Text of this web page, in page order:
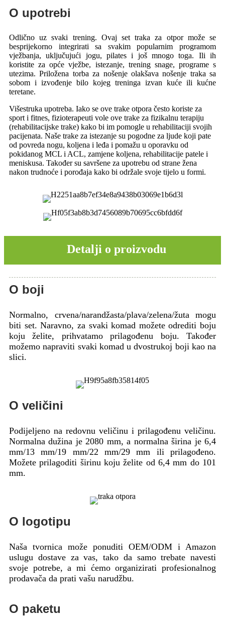
O upotrebi
Odlično uz svaki trening. Ovaj set traka za otpor može se
besprijekorno integrirati sa svakim popularnim programom
vježbanja, uključujući jogu, pilates i još mnogo toga. Ili ih
koristite za opće vježbe, istezanje, trening snage, programe s
utezima. Priložena torba za nošenje olakšava nošenje traka sa
sobom i izvođenje bilo kojeg treninga izvan kuće ili kućne
teretane.
Višestruka upotreba. Iako se ove trake otpora često koriste za
sport i fitnes, fizioterapeuti vole ove trake za fizikalnu terapiju
(rehabilitacijske trake) kako bi im pomogle u rehabilitaciji svojih
pacijenata. Naše trake za istezanje su pogodne za ljude koji pate
od povreda nogu, koljena i leđa i pomažu u oporavku od
pokidanog MCL i ACL, zamjene koljena, rehabilitacije patele i
meniskusa. Također su savršene za upotrebu od strane žena
nakon trudnoće i porođaja kako bi održale svoje tijelo u formi.
Detalji o proizvodu
O boji
Normalno, crvena/narandžasta/plava/zelena/žuta mogu
biti set. Naravno, za svaki komad možete odrediti boju
koju želite, prihvatamo prilagođenu boju. Također
možemo napraviti svaki komad u dvostrukoj boji kao na
slici.
O veličini
Podijeljeno na redovnu veličinu i prilagođenu veličinu.
Normalna dužina je 2080 mm, a normalna širina je 6,4
mm/13 mm/19 mm/22 mm/29 mm ili prilagođeno.
Možete prilagoditi širinu koju želite od 6,4 mm do 101
mm.
O logotipu
Naša tvornica može ponuditi OEM/ODM i Amazon
uslugu dostave za vas, tako da samo trebate navesti
svoje potrebe, a mi ćemo organizirati profesionalnog
prodavača da prati vašu narudžbu.
O paketu